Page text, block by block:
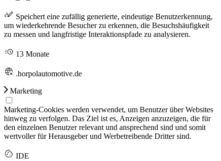
Speichert eine zufällig generierte, eindeutige Benutzerkennung,
um wiederkehrende Besucher zu erkennen, die Besuchshäufigkeit
zu messen und langfristige Interaktionspfade zu analysieren.
13 Monate
.horpolautomotive.de
Marketing
Marketing-Cookies werden verwendet, um Benutzer über Websites
hinweg zu verfolgen. Das Ziel ist es, Anzeigen anzuzeigen, die für
den einzelnen Benutzer relevant und ansprechend sind und somit
wertvoller für Herausgeber und Werbetreibende Dritter sind.
IDE